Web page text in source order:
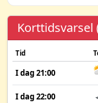
Korttidsvarsel
Tid
I dag 21:00
I dag 22:00